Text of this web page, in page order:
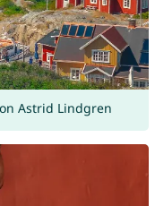
Astrid Lindgren